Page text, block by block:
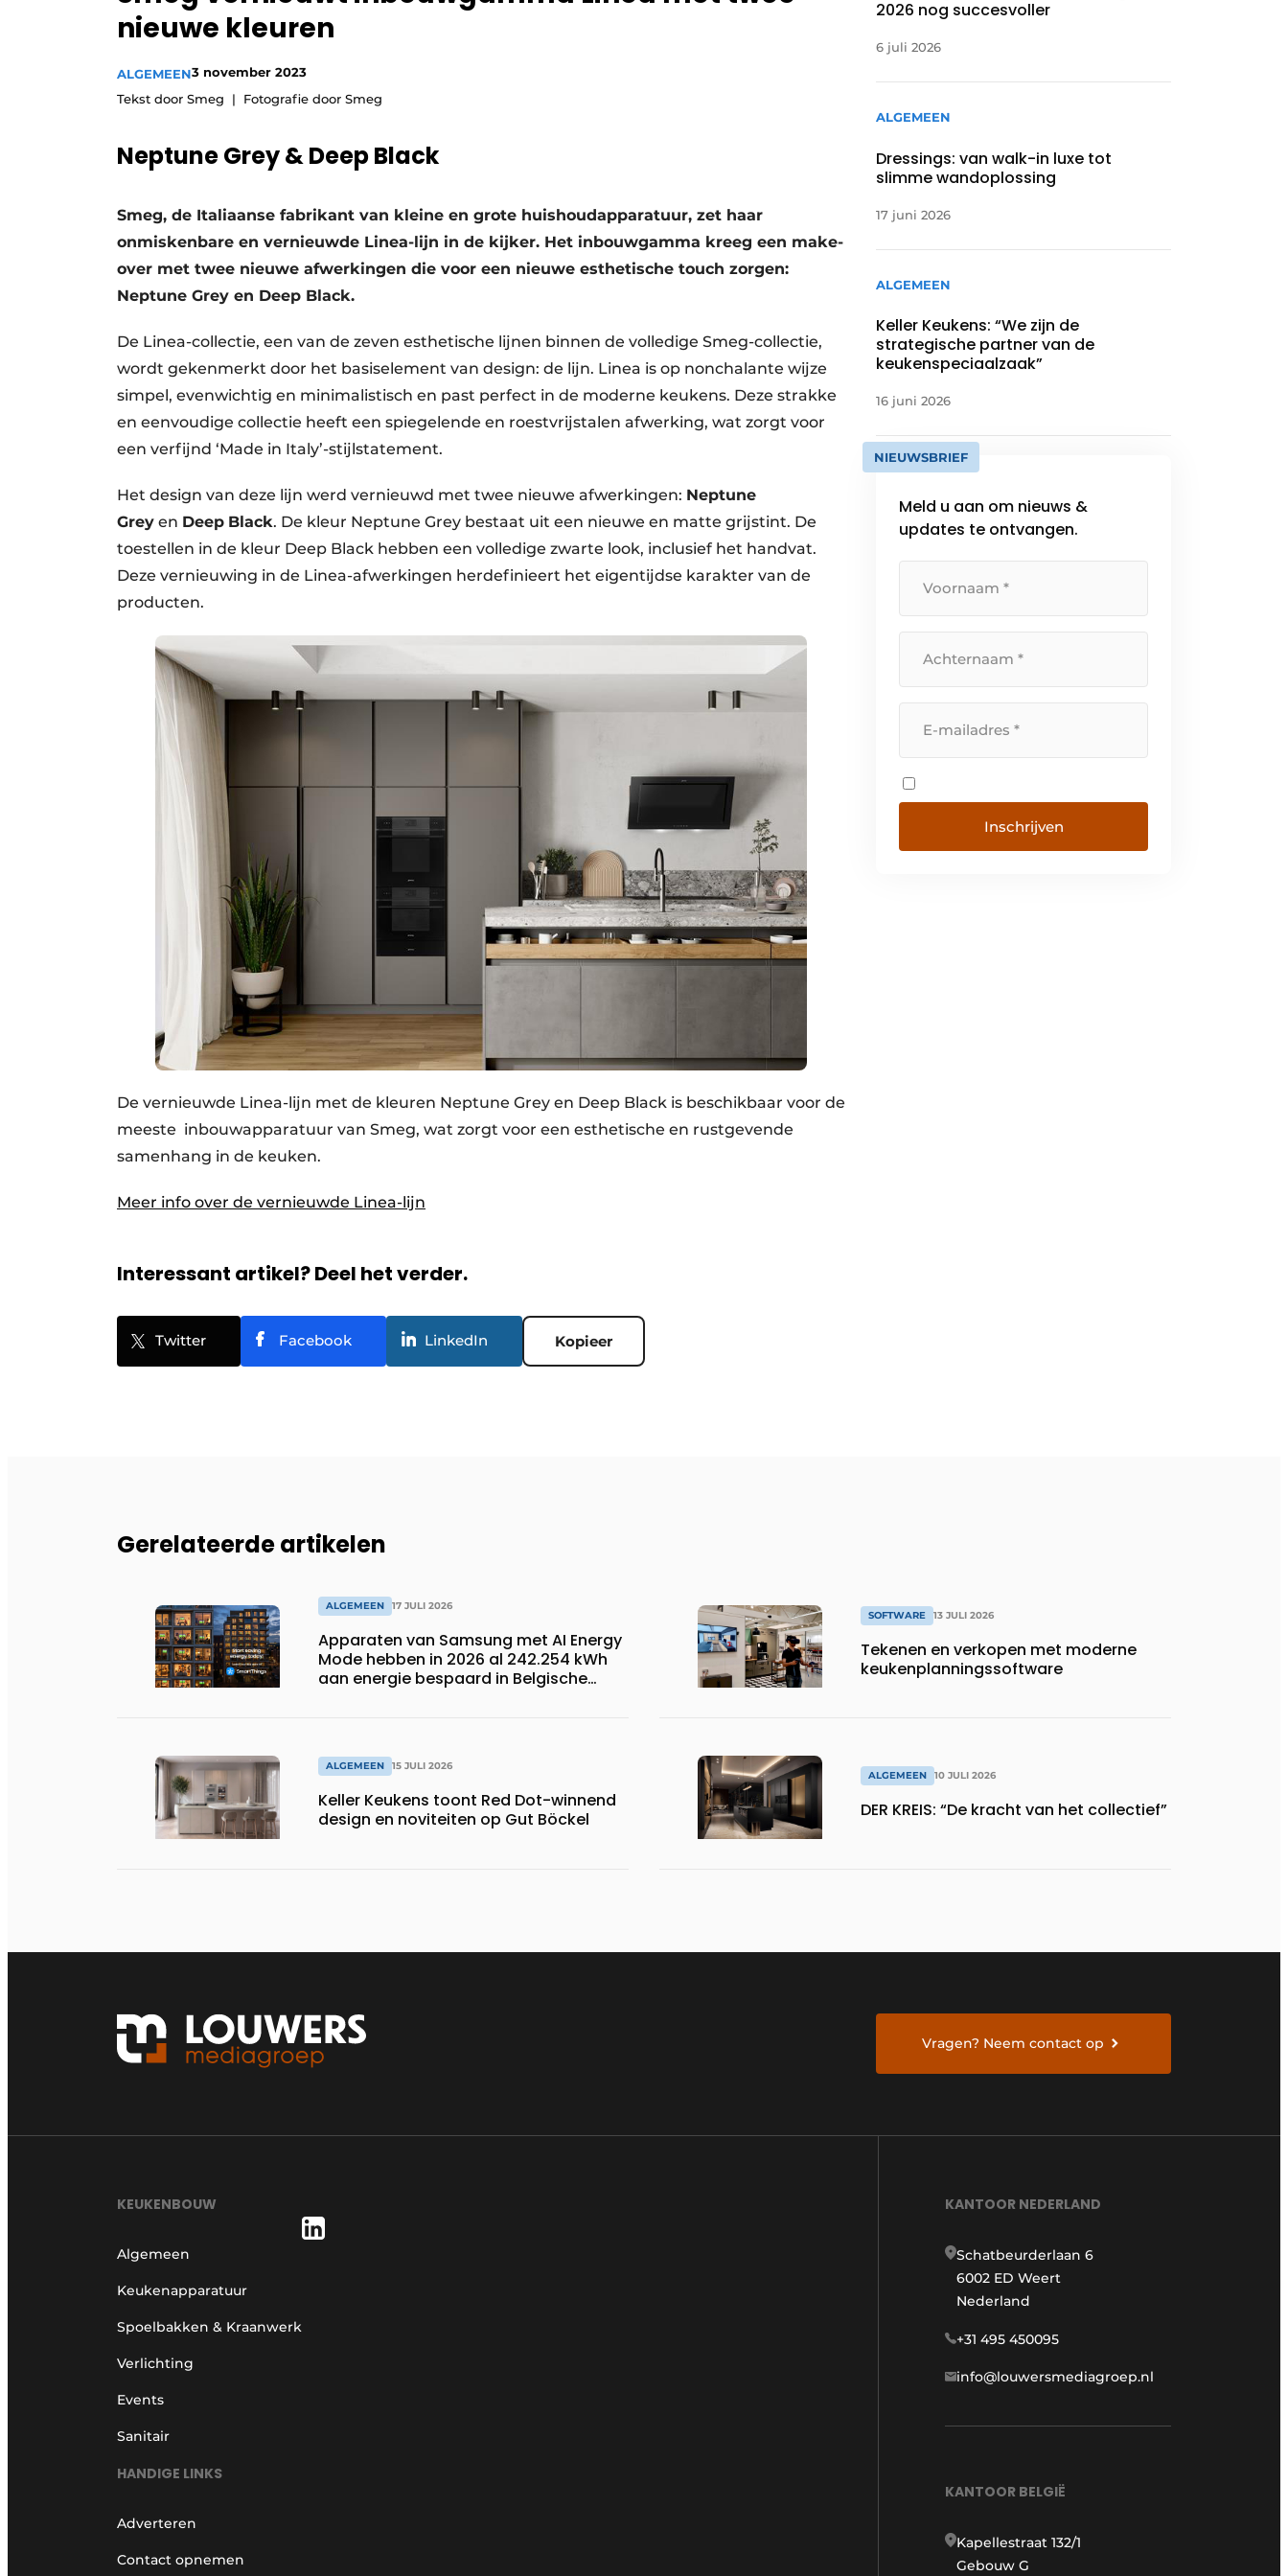
Vacature aanmelden
nieuwe kleuren
ALGEMEEN3 november 2023
Tekst door Smeg
Fotografie door Smeg
Neptune Grey & Deep Black
Smeg, de Italiaanse fabrikant van kleine en grote huishoudapparatuur, zet haar
onmiskenbare en vernieuwde Linea-lijn in de kijker. Het inbouwgamma kreeg een make-
over met twee nieuwe afwerkingen die voor een nieuwe esthetische touch zorgen:
Neptune Grey en Deep Black.
De Linea-collectie, een van de zeven esthetische lijnen binnen de volledige Smeg-collectie,
wordt gekenmerkt door het basiselement van design: de lijn. Linea is op nonchalante wijze
simpel, evenwichtig en minimalistisch en past perfect in de moderne keukens. Deze strakke
en eenvoudige collectie heeft een spiegelende en roestvrijstalen afwerking, wat zorgt voor
een verfijnd ‘Made in Italy’-stijlstatement.
Het design van deze lijn werd vernieuwd met twee nieuwe afwerkingen: Neptune
Grey en Deep Black. De kleur Neptune Grey bestaat uit een nieuwe en matte grijstint. De
toestellen in de kleur Deep Black hebben een volledige zwarte look, inclusief het handvat.
Deze vernieuwing in de Linea-afwerkingen herdefinieert het eigentijdse karakter van de
producten.
De vernieuwde Linea-lijn met de kleuren Neptune Grey en Deep Black is beschikbaar voor de
meeste inbouwapparatuur van Smeg, wat zorgt voor een esthetische en rustgevende
samenhang in de keuken.
Meer info over de vernieuwde Linea-lijn
Interessant artikel? Deel het verder.
Twitter Facebook LinkedIn Kopieer
2026 nog succesvoller
6 juli 2026
ALGEMEEN
Dressings: van walk-in luxe tot
slimme wandoplossing
17 juni 2026
ALGEMEEN
Keller Keukens: “We zijn de
strategische partner van de
keukenspeciaalzaak”
16 juni 2026
NIEUWSBRIEF
Meld u aan om nieuws &
updates te ontvangen.
Gerelateerde artikelen
ALGEMEEN 17 JULI 2026
Apparaten van Samsung met AI Energy
Mode hebben in 2026 al 242.254 kWh
aan energie bespaard in Belgische
ALGEMEEN 15 JULI 2026
Keller Keukens toont Red Dot-winnend
design en noviteiten op Gut Böckel
SOFTWARE 13 JULI 2026
Tekenen en verkopen met moderne
keukenplanningssoftware
ALGEMEEN 10 JULI 2026
DER KREIS: “De kracht van het collectief”
Vragen? Neem contact op
KEUKENBOUW
Algemeen
Keukenapparatuur
Spoelbakken & Kraanwerk
Verlichting
Events
Sanitair
HANDIGE LINKS
Adverteren
Contact opnemen
KANTOOR NEDERLAND
Schatbeurderlaan 6
6002 ED Weert
Nederland
+31 495 450095
info@louwersmediagroep.nl
KANTOOR BELGIË
Kapellestraat 132/1
Gebouw G